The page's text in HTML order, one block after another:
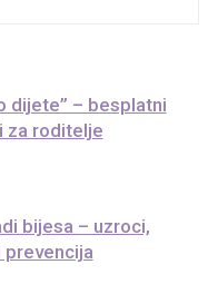
dijete” – besplatni
za roditelje
bijesa – uzroci,
prevencija